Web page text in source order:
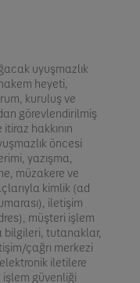
uyuşmazlık
heyeti,
kuruluş ve
görevlendirilmiş
hakkının
öncesi
yazışma,
müzakere ve
kimlik (ad
iletişim
müşteri işlem
bilgileri, tutanaklar,
çağrı merkezi
iletilere
güvenliği